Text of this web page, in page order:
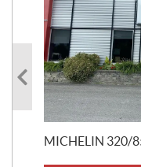
MICHELIN 320/